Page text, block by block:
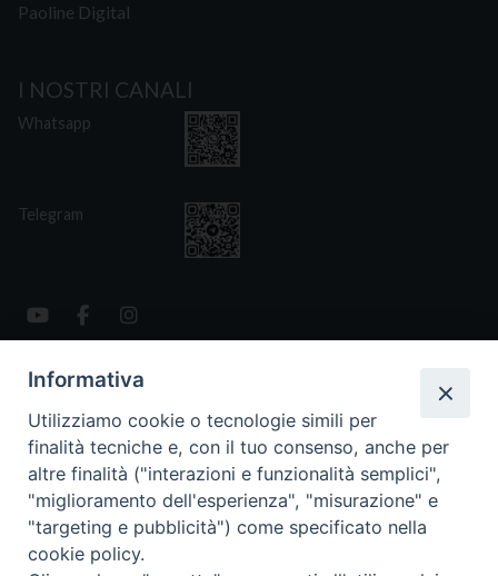
Paoline Digital
I NOSTRI CANALI
Whatsapp
Telegram
CONTATTI
Via San Giovanni Eudes 25, Roma
06. 661.30.39
fsp@paoline.org
- Privacy Policy
- Cookie Policy
- Aggiorna Preferenze Cookies
Informativa
Utilizziamo cookie o tecnologie simili per
finalità tecniche e, con il tuo consenso, anche per
altre finalità ("interazioni e funzionalità semplici",
"miglioramento dell'esperienza", "misurazione" e
"targeting e pubblicità") come specificato nella
cookie policy.